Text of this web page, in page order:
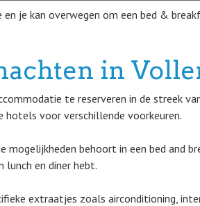
en je kan overwegen om een bed &
in
te reserveren in de streek
voor verschillende voorkeuren.
behoort in een bed and
lunch en diner hebt.
extraatjes zoals airconditioning,